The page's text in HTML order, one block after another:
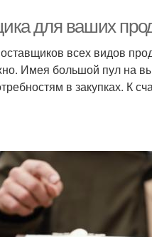
для ваших
всех видов
Имея большой пул на
в закупках. К